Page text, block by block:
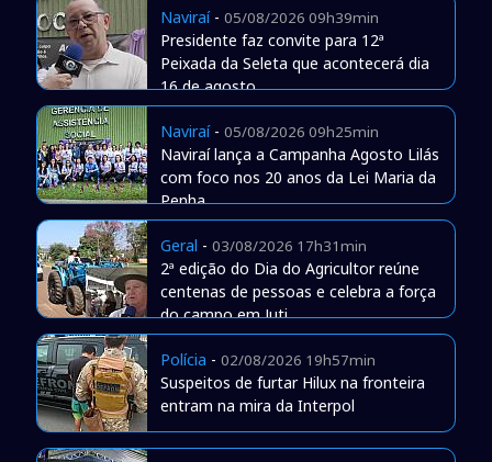
Naviraí- 05/08/2026 09h39min
Presidente faz convite para 12ª
Peixada da Seleta que acontecerá dia
16 de agosto
Naviraí- 05/08/2026 09h25min
Naviraí lança a Campanha Agosto Lilás
com foco nos 20 anos da Lei Maria da
Penha
Geral - 03/08/2026 17h31min
2ª edição do Dia do Agricultor reúne
centenas de pessoas e celebra a força
do campo em Juti
Polícia - 02/08/2026 19h57min
Suspeitos de furtar Hilux na fronteira
entram na mira da Interpol